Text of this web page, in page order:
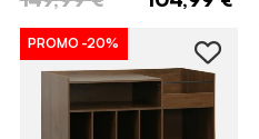
PROMO-20%